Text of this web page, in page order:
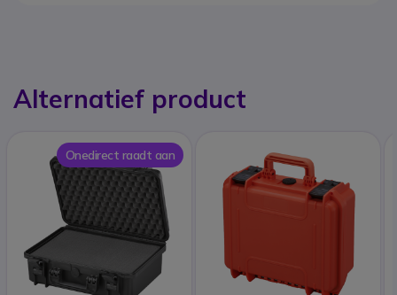
Alternatief product
Onedirect raadt aan